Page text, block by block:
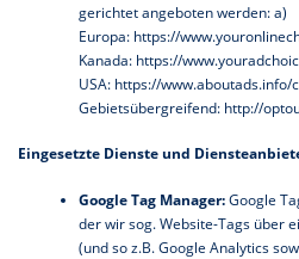
gerichtet angeboten werden: a)
Europa: https://
Kanada: https://
USA: https://www.aboutads.info/
Gebietsübergreifend: http://
Eingesetzte Dienste und
Google Tag Manager:Google
der wir sog. Website-Tags über
(und so z.B. Google Analytics